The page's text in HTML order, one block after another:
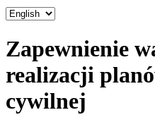
Choose
Zapewnienie
realizacji
cywilnej